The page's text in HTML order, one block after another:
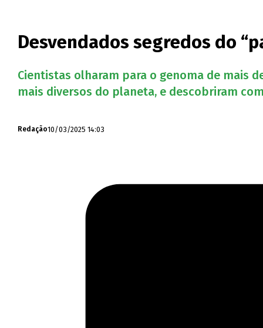
Desvendados segredos do
Cientistas olharam para o genoma de mais
mais diversos do planeta, e descobriram
Redação10/03/2025 14:03